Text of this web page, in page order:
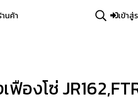
านค้า เข้าสู่
ฟืองโซ่